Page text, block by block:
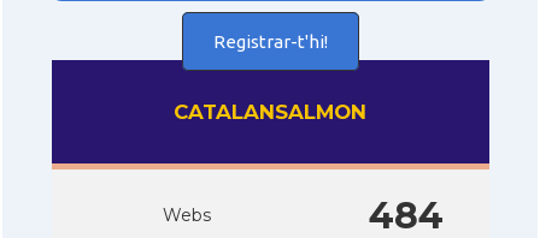
Registrar-t'hi!
CATALANSALMON
Webs 484